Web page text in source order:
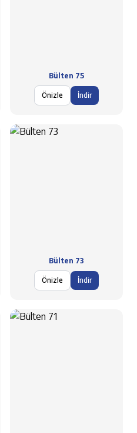
Bülten 75
Önizle İndir
Bülten 73
Önizle İndir